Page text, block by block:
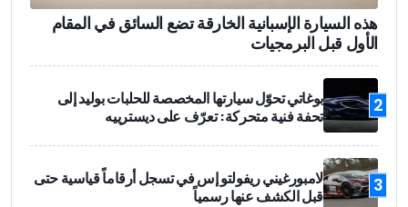
هذه السيارة الإسبانية الخارقة تضع السائق في المقام
الأول قبل البرمجيات
2
بوغاتي تحوّل سيارتها المخصصة للحلبات بوليد إلى
تحفة فنية متحركة: تعرّف على ديسترييه
3
لامبورغيني ريفولتو إس في تسجل أرقاماً قياسية حتى
قبل الكشف عنها رسمياً